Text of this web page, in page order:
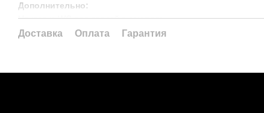
Дополнительно:
Накладка WC для дверей в санузле;
Накладка PZ (под цилиндр) для дверей, закрывающихся на
Доставка Оплата Гарантия